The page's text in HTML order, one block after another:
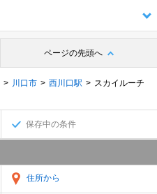
ページの先頭へ
川口市 西川口駅
スカイルーチ
保存中の条件
住所から